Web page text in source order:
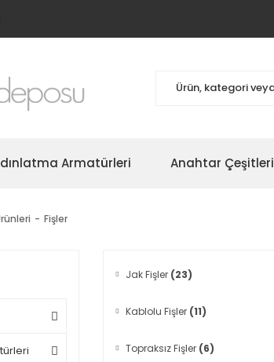
Armatürleri Anahtar Çeşitleri
Fişler
Jak Fişler (23)
Kablolu Fişler (11)
Topraksız Fişler (6)